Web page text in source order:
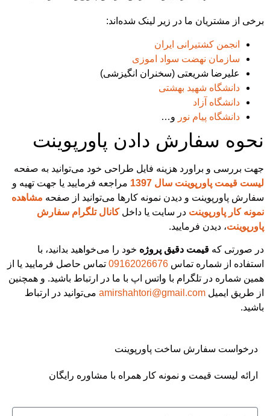
از مشتریان ما در زیر لینک شده‌اند:
انجمن کشتیرانی ایران
سازمان نهضت سواد اموزی
علیرضا شریعتی (سخنران انگیزشی)
دانشگاه شهید بهشتی
دانشگاه آزاد
دانشگاه پیام نورو…
سفارش دادن پاورپوینت
بررسی و براورد هزینه فایل طراحی خود می‌توانید به صفحه
قیمت پاورپوینت سال 1397
مراجعه فرمایید یا جهت تهیه و
پاورپوینت و دیدن نمونه کارها می‌توانید از صفحهمشاهده
کار پاورپوینتدر سایت یا داخل کانال تلگرام سفارش
، دیدن فرمایید.
که قیمت دقیق پروژهخود را می‌خواهید بدانید، با
از شماره تماس09162026676تماس حاصل فرمایید یا از
شماره در تلگرام با واتس اپ با ما در ارتباط باشید. و همچنین
ایمیلamirshahtori@gmail.comمی‌توانید در ارتباط
سفارش ساخت پاورپوینت
لیست قیمت و نمونه کار همراه با مشاوره رایگان